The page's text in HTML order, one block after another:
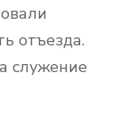
отъезда.
служение